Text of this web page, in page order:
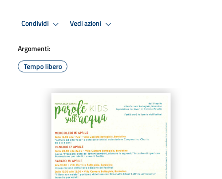
Condividi Vedi azioni
Argomenti:
Tempo libero